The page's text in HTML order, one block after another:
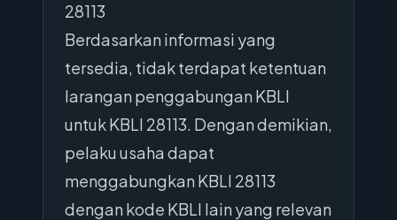
28113
Berdasarkan informasi yang
tersedia, tidak terdapat ketentuan
larangan penggabungan KBLI
untuk KBLI 28113. Dengan demikian,
pelaku usaha dapat
menggabungkan KBLI 28113
dengan kode KBLI lain yang relevan